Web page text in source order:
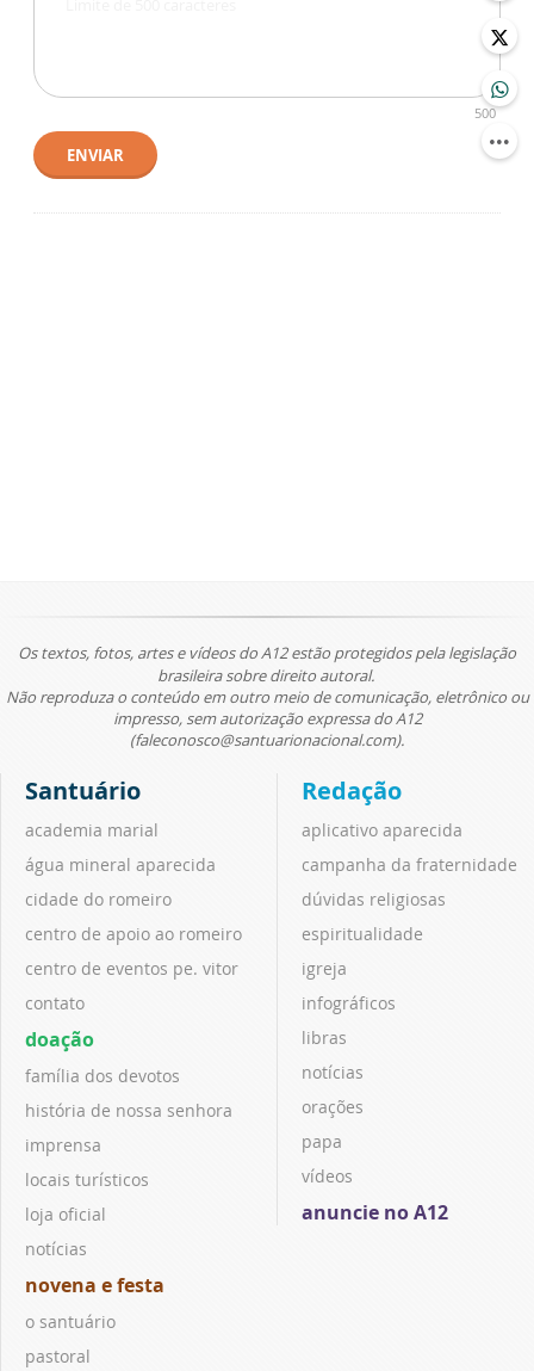
500
ENVIAR
Os textos, fotos, artes e vídeos do A12 estão protegidos pela legislação
brasileira sobre direito autoral.
Não reproduza o conteúdo em outro meio de comunicação, eletrônico ou
impresso, sem autorização expressa do A12
(faleconosco@santuarionacional.com).
Santuário
academia marial
água mineral aparecida
cidade do romeiro
centro de apoio ao romeiro
centro de eventos pe. vitor
contato
doação
família dos devotos
história de nossa senhora
imprensa
locais turísticos
loja oficial
notícias
novena e festa
o santuário
pastoral
Redação
aplicativo aparecida
campanha da fraternidade
dúvidas religiosas
espiritualidade
igreja
infográficos
libras
notícias
orações
papa
vídeos
anuncie no A12